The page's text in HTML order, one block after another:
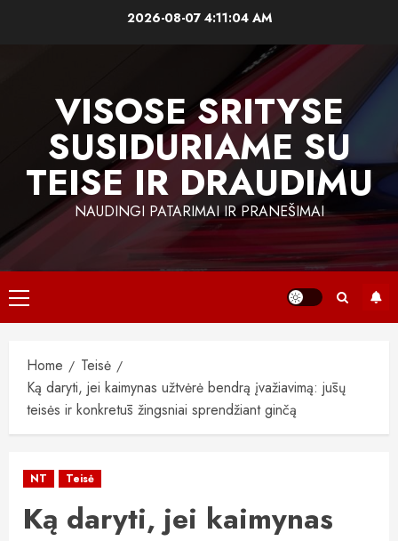
2026-08-07 4:11:05 AM
VISOSE SRITYSE
SUSIDURIAME SU
TEISE IR DRAUDIMU
NAUDINGI PATARIMAI IR PRANEŠIMAI
Primary
Menu
Home
Teisė
Ką daryti, jei kaimynas užtvėrė bendrą įvažiavimą: jūsų
teisės ir konkretūs žingsniai sprendžiant ginčą
NT Teisė
Ką daryti, jei kaimynas